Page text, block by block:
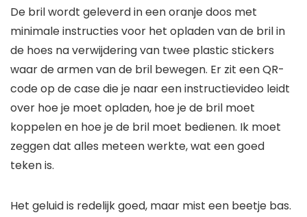
De bril wordt geleverd in een oranje doos met
minimale instructies voor het opladen van de bril in
de hoes na verwijdering van twee plastic stickers
waar de armen van de bril bewegen. Er zit een QR-
code op de case die je naar een instructievideo leidt
over hoe je moet opladen, hoe je de bril moet
koppelen en hoe je de bril moet bedienen. Ik moet
zeggen dat alles meteen werkte, wat een goed
teken is.
Het geluid is redelijk goed, maar mist een beetje bas.